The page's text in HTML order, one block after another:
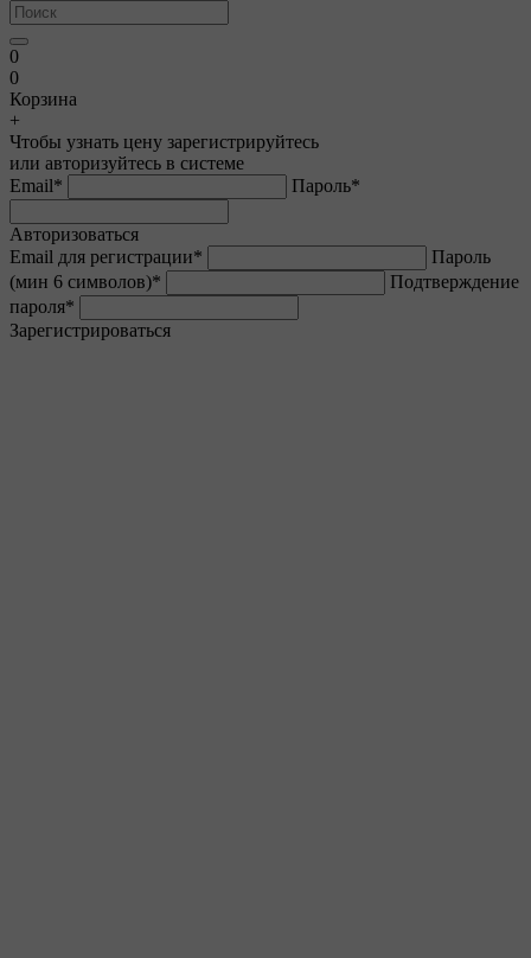
0
0
Корзина
+
Чтобы узнать цену зарегистрируйтесь
или авторизуйтесь в системе
Email* Пароль*
Авторизоваться
Email для регистрации*
Пароль
(мин 6 символов)*
Подтверждение
пароля*
Зарегистрироваться